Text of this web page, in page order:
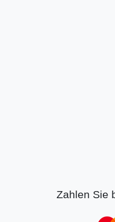
Zahlen Sie